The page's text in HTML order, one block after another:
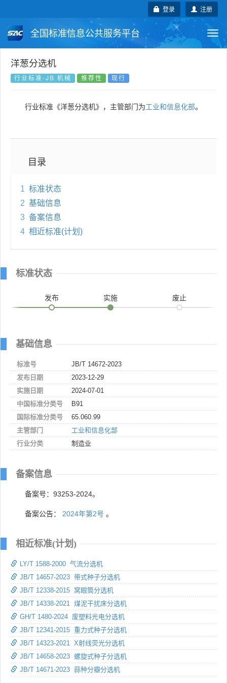
注册
登录
全国标准信息公共服务平台
国家标准
国外标准 技术委员会
洋葱分选机
行业标准-JB 机械 推荐性 现行
行业标准《洋葱分选机》，主管部门为工业和信息化部。
目录
1 标准状态
2 基础信息
3 备案信息
4 相近标准(计划)
标准状态
发布 实施 废止
基础信息
标准号
JB/T 14672-2023
发布日期
2023-12-29
实施日期
2024-07-01
中国标准分类号
B91
国际标准分类号
65.060.99
主管部门
工业和信息化部
行业分类
制造业
备案信息
备案号：93253-2024。
备案公告： 2024年第2号 。
相近标准(计划)
LY/T 1588-2000 气流分选机
JB/T 14657-2023 带式种子分选机
JB/T 12338-2015 窝眼筒分选机
JB/T 14338-2021 煤泥干扰床分选机
GH/T 1480-2024 废塑料光电分选机
JB/T 12341-2015 重力式种子分选机
JB/T 14323-2021 X射线荧光分选机
JB/T 14658-2023 螺旋式种子分选机
JB/T 14671-2023 蒜种分瓣分选机